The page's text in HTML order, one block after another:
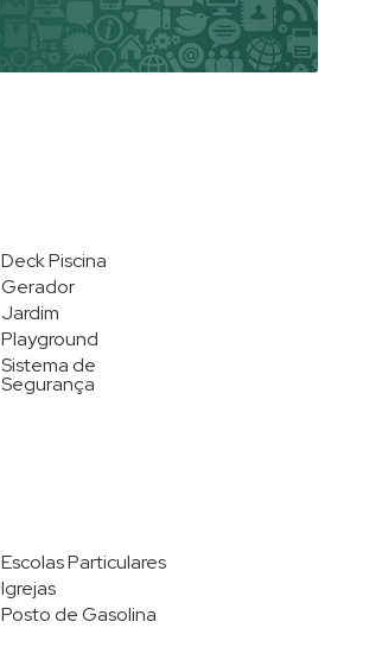
Deck Piscina
Gerador
Jardim
Playground
Sistema de
Segurança
Escolas Particulares
Igrejas
Posto de Gasolina